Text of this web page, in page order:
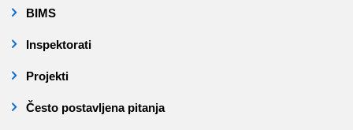
BIMS
Inspektorati
Projekti
Često postavljena pitanja